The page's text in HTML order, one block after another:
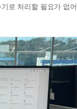
로 처리할 필요가 없어